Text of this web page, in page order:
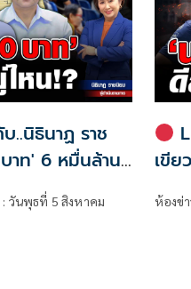
..นิธินาฏ ราช
าท' 6 หมื่นล้าน
วันพุธที่ 5 สิงหาคม
เขีย
ห้องข่